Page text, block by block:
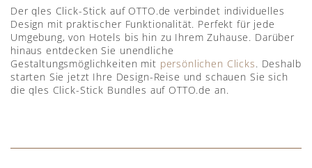
Der qles Click-Stick auf OTTO.de verbindet individuelles
Design mit praktischer Funktionalität. Perfekt für jede
Umgebung, von Hotels bis hin zu Ihrem Zuhause. Darüber
hinaus entdecken Sie unendliche
Gestaltungsmöglichkeiten mit persönlichen Clicks. Deshalb
starten Sie jetzt Ihre Design-Reise und schauen Sie sich
die qles Click-Stick Bundles auf OTTO.de an.